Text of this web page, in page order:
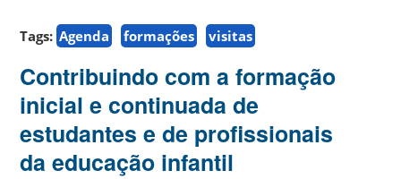
Tags: Agenda formações visitas
Contribuindo com a formação
inicial e continuada de
estudantes e de profissionais
da educação infantil